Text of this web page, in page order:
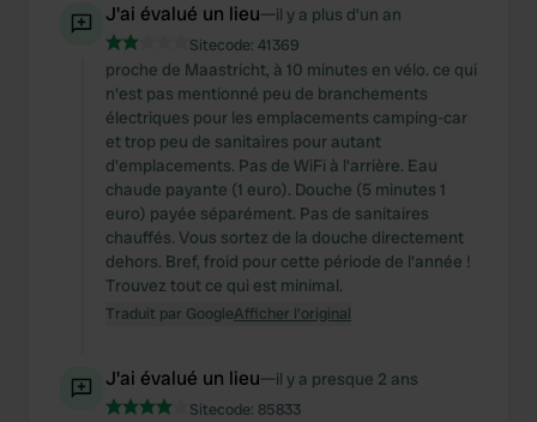
J'ai évalué un lieu—il y a plus d’un an
Sitecode: 41369
proche de Maastricht, à 10 minutes en vélo. ce qui
n'est pas mentionné peu de branchements
électriques pour les emplacements camping-car
et trop peu de sanitaires pour autant
d'emplacements. Pas de WiFi à l'arrière. Eau
chaude payante (1 euro). Douche (5 minutes 1
euro) payée séparément. Pas de sanitaires
chauffés. Vous sortez de la douche directement
dehors. Bref, froid pour cette période de l'année !
Trouvez tout ce qui est minimal.
Traduit par GoogleAfficher l'original
J'ai évalué un lieu—il y a presque 2 ans
Sitecode: 85833